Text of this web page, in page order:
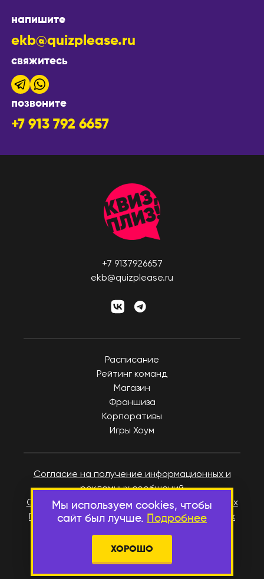
напишите
ekb@quizplease.ru
свяжитесь
позвоните
+7 913 792 6657
+7 9137926657
ekb@quizplease.ru
Расписание
Рейтинг команд
Магазин
Франшиза
Корпоративы
Игры Хоум
Согласие на получение информационных и
рекламных сообщений
Согласие на обработку персональных данных
Политика в отношении персональных данных
Публичная оферта
Мы используем cookies, чтобы
сайт был лучше. Подробнее
ХОРОШО